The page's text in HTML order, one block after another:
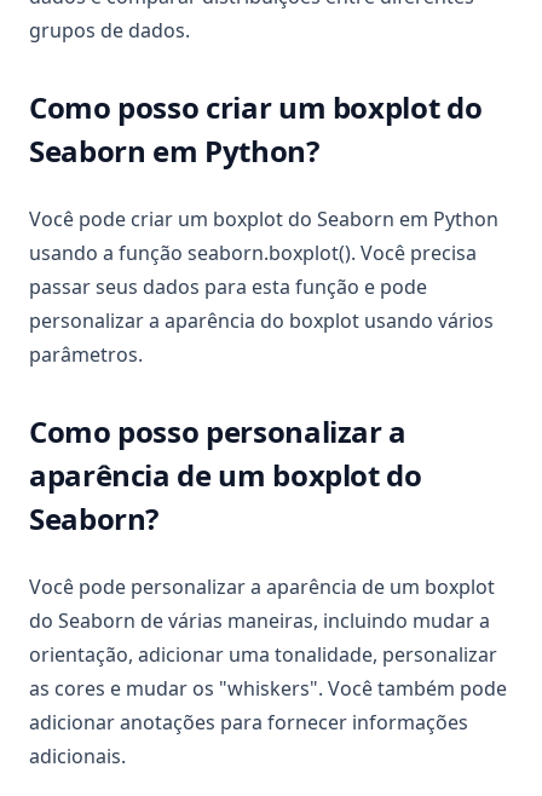
grupos de dados.
Como posso criar um boxplot do
Seaborn em Python?
Você pode criar um boxplot do Seaborn em Python
usando a função seaborn.boxplot(). Você precisa
passar seus dados para esta função e pode
personalizar a aparência do boxplot usando vários
parâmetros.
Como posso personalizar a
aparência de um boxplot do
Seaborn?
Você pode personalizar a aparência de um boxplot
do Seaborn de várias maneiras, incluindo mudar a
orientação, adicionar uma tonalidade, personalizar
as cores e mudar os "whiskers". Você também pode
adicionar anotações para fornecer informações
adicionais.